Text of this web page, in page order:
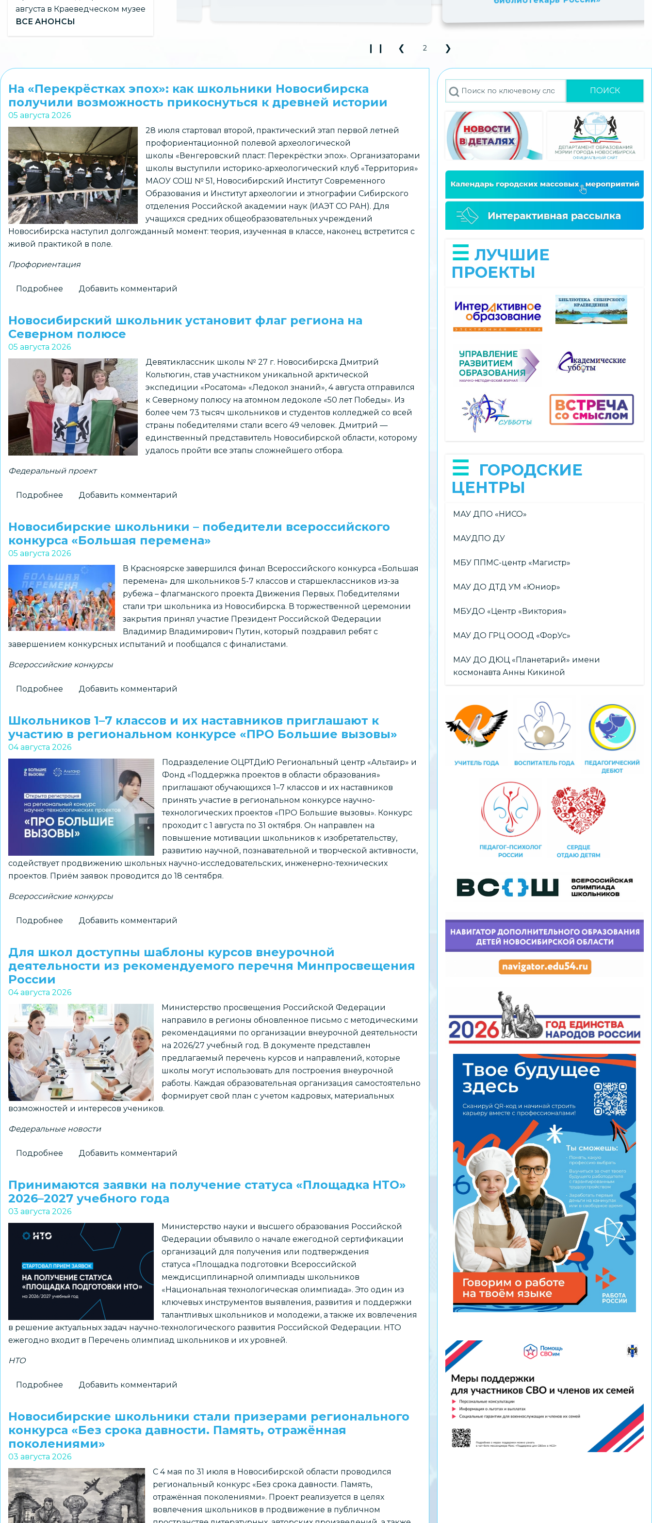
августа в Краеведческом музее
ВСЕ АНОНСЫ
Play Pause 3D Carousel
❙ ❙
Previous Slide
❮ 2
Next Slide
❯
На «Перекрёстках эпох»: как школьники Новосибирска
получили возможность прикоснуться к древней истории
05 августа 2026
28 июля стартовал второй, практический этап первой летней
профориентационной полевой археологической
школы «Венгеровский пласт: Перекрёстки эпох». Организаторами
школы выступили историко-археологический клуб «Территория»
МАОУ СОШ № 51, Новосибирский Институт Современного
Образования и Институт археологии и этнографии Сибирского
отделения Российской академии наук (ИАЭТ СО РАН). Для
учащихся средних общеобразовательных учреждений
Новосибирска наступил долгожданный момент: теория, изученная в классе, наконец встретится с
живой практикой в поле.
Профориентация
Подробнее
«Перекрёстках
эпох»:
как
школьники
Новосибирска
получили
возможность
прикоснуться
древней
истории
Добавить комментарий
Новосибирский школьник установит флаг региона на
Северном полюсе
05 августа 2026
Девятиклассник школы № 27 г. Новосибирска Дмитрий
Кольтюгин, став участником уникальной арктической
экспедиции «Росатома» «Ледокол знаний», 4 августа отправился
к Северному полюсу на атомном ледоколе «50 лет Победы». Из
более чем 73 тысяч школьников и студентов колледжей со всей
страны победителями стали всего 49 человек. Дмитрий —
единственный представитель Новосибирской области, которому
удалось пройти все этапы сложнейшего отбора.
Федеральный проект
Подробнее
установит
флаг
региона
Северном
полюсе
Добавить комментарий
Новосибирские школьники – победители всероссийского
конкурса «Большая перемена»
05 августа 2026
В Красноярске завершился финал Всероссийского конкурса «Большая
перемена» для школьников 5-7 классов и старшеклассников из-за
рубежа – флагманского проекта Движения Первых. Победителями
стали три школьника из Новосибирска. В торжественной церемонии
закрытия принял участие Президент Российской Федерации
Владимир Владимирович Путин, который поздравил ребят с
завершением конкурсных испытаний и пообщался с финалистами.
Всероссийские конкурсы
Подробнее
школьники
–
победители
всероссийского
«Большая
Добавить комментарий
Школьников 1–7 классов и их наставников приглашают к
участию в региональном конкурсе «ПРО Большие вызовы»
04 августа 2026
Подразделение ОЦРТДиЮ Региональный центр «Альтаир» и
Фонд «Поддержка проектов в области образования»
приглашают обучающихся 1–7 классов и их наставников
принять участие в региональном конкурсе научно-
технологических проектов «ПРО Большие вызовы». Конкурс
проходит с 1 августа по 31 октября. Он направлен на
повышение мотивации школьников к изобретательству,
развитию научной, познавательной и творческой активности,
содействует продвижению школьных научно-исследовательских, инженерно-технических
проектов. Приём заявок проводится до 18 сентября.
Всероссийские конкурсы
Подробнее
7
классов
их
наставников
приглашают
к
участию
в
региональном
конкурсе
«ПРО
Большие
Добавить комментарий
Для школ доступны шаблоны курсов внеурочной
деятельности из рекомендуемого перечня Минпросвещения
России
04 августа 2026
Министерство просвещения Российской Федерации
направило в регионы обновленное письмо с методическими
рекомендациями по организации внеурочной деятельности
на 2026/27 учебный год. В документе представлен
предлагаемый перечень курсов и направлений, которые
школы могут использовать для построения внеурочной
работы. Каждая образовательная организация самостоятельно
формирует свой план с учетом кадровых, материальных
возможностей и интересов учеников.
Федеральные новости
Подробнее
доступны
шаблоны
курсов
внеурочной
деятельности
рекомендуемого
перечня
Минпросвещения
России
Добавить комментарий
Принимаются заявки на получение статуса «Площадка НТО»
2026–2027 учебного года
03 августа 2026
Министерство науки и высшего образования Российской
Федерации объявило о начале ежегодной сертификации
организаций для получения или подтверждения
статуса «Площадка подготовки Всероссийской
междисциплинарной олимпиады школьников
«Национальная технологическая олимпиада». Это один из
ключевых инструментов выявления, развития и поддержки
талантливых школьников и молодежи, а также их вовлечения
в решение актуальных задач научно-технологического развития Российской Федерации. НТО
ежегодно входит в Перечень олимпиад школьников и их уровней.
НТО
Подробнее
на
получение
статуса
«Площадка
НТО»
2026–
2027
учебного
Добавить комментарий
Новосибирские школьники стали призерами регионального
конкурса «Без срока давности. Память, отражённая
поколениями»
03 августа 2026
С 4 мая по 31 июля в Новосибирской области проводился
региональный конкурс «Без срока давности. Память,
отражённая поколениями». Проект реализуется в целях
вовлечения школьников в продвижение в публичном
Поиск
ЛУЧШИЕ
ПРОЕКТЫ
ГОРОДСКИЕ
ЦЕНТРЫ
МАУ ДПО «НИСО»
МАУДПО ДУ
МБУ ППМС-центр «Магистр»
МАУ ДО ДТД УМ «Юниор»
МБУДО «Центр «Виктория»
МАУ ДО ГРЦ ОООД «ФорУс»
МАУ ДО ДЮЦ «Планетарий» имени
космонавта Анны Кикиной